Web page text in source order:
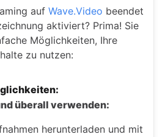
auf Wave.Video beendet
aktiviert? Prima! Sie
Möglichkeiten, Ihre
zu nutzen:
überall verwenden:
herunterladen und mit